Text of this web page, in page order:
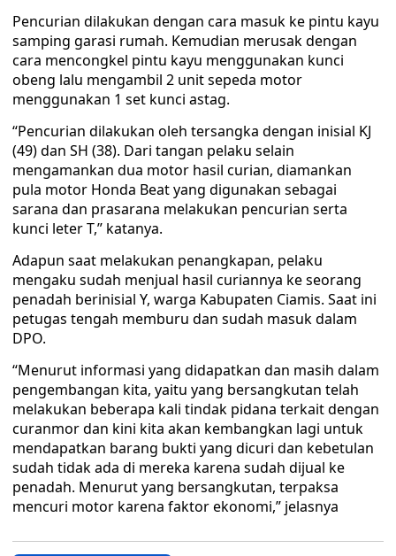
Pencurian dilakukan dengan cara masuk ke pintu kayu
samping garasi rumah. Kemudian merusak dengan
cara mencongkel pintu kayu menggunakan kunci
obeng lalu mengambil 2 unit sepeda motor
menggunakan 1 set kunci astag.
“Pencurian dilakukan oleh tersangka dengan inisial KJ
(49) dan SH (38). Dari tangan pelaku selain
mengamankan dua motor hasil curian, diamankan
pula motor Honda Beat yang digunakan sebagai
sarana dan prasarana melakukan pencurian serta
kunci leter T,” katanya.
Adapun saat melakukan penangkapan, pelaku
mengaku sudah menjual hasil curiannya ke seorang
penadah berinisial Y, warga Kabupaten Ciamis. Saat ini
petugas tengah memburu dan sudah masuk dalam
DPO.
“Menurut informasi yang didapatkan dan masih dalam
pengembangan kita, yaitu yang bersangkutan telah
melakukan beberapa kali tindak pidana terkait dengan
curanmor dan kini kita akan kembangkan lagi untuk
mendapatkan barang bukti yang dicuri dan kebetulan
sudah tidak ada di mereka karena sudah dijual ke
penadah. Menurut yang bersangkutan, terpaksa
mencuri motor karena faktor ekonomi,” jelasnya